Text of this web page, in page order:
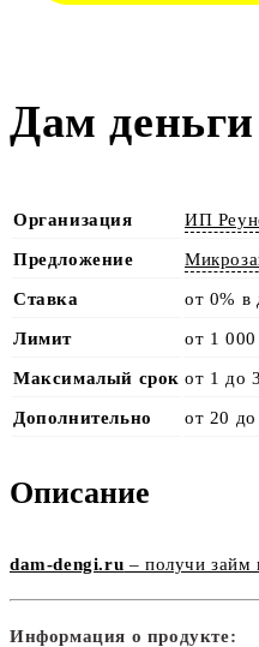
Дам деньги
Организация ИП
Предложение
Ставка от 0% в
Лимит от 1
Максималый срок от 1 до
Дополнительно от 20 до
Описание
dam-dengi.ru – получи займ
Информация о продукте: